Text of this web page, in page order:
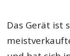
Das Gerät ist